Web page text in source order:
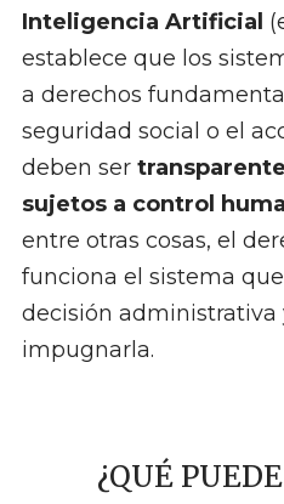
Inteligencia Artificial
establece que los
a derechos
seguridad social o el
deben ser
sujetos a control
entre otras cosas, el
funciona el sistema
decisión administrativa
impugnarla.
¿QUÉ